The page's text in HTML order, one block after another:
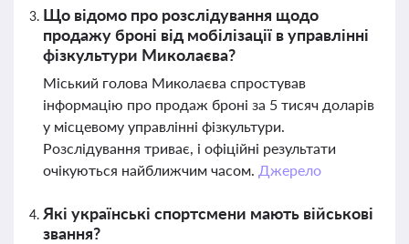
Що відомо про розслідування щодо
продажу броні від мобілізації в управлінні
фізкультури Миколаєва?
Міський голова Миколаєва спростував
інформацію про продаж броні за 5 тисяч доларів
у місцевому управлінні фізкультури.
Розслідування триває, і офіційні результати
очікуються найближчим часом. Джерело
Які українські спортсмени мають військові
звання?